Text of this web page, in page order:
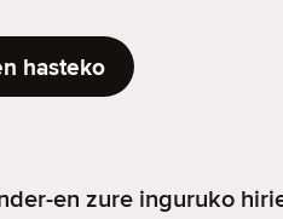
hasteko
en zure inguruko